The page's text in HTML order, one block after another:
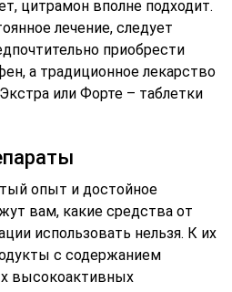
цитрамон вполне подходит.
лечение, следует
приобрести
а традиционное лекарство
или Форте – таблетки
опыт и достойное
вам, какие средства от
использовать нельзя. К их
с содержанием
высокоактивных